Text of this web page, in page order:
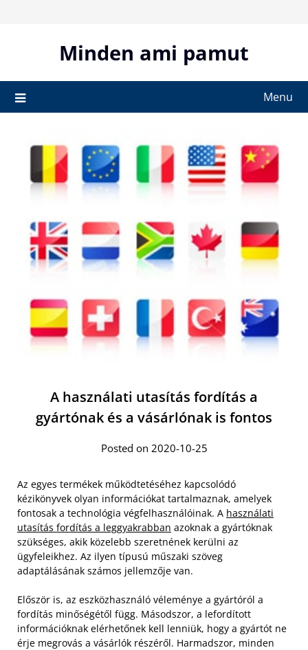
Minden ami pamut
Menu
A használati utasítás fordítás a
gyártónak és a vásárlónak is fontos
Posted on 2020-10-25
Az egyes termékek működtetéséhez kapcsolódó
kézikönyvek olyan információkat tartalmaznak, amelyek
fontosak a technológia végfelhasználóinak. A használati
utasítás fordítás a leggyakrabban azoknak a gyártóknak
szükséges, akik közelebb szeretnének kerülni az
ügyfeleikhez. Az ilyen típusú műszaki szöveg
adaptálásának számos jellemzője van.
Először is, az eszközhasználó véleménye a gyártóról a
fordítás minőségétől függ. Másodszor, a lefordított
információknak elérhetőnek kell lenniük, hogy a gyártót ne
érje megrovás a vásárlók részéről. Harmadszor, minden